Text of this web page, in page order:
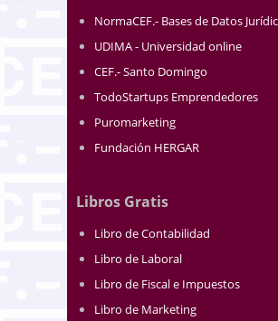
NormaCEF.- Bases de Datos
UDIMA - Universidad online
CEF.- Santo Domingo
TodoStartups Emprendedores
Puromarketing
Fundación HERGAR
Libros Gratis
Libro de Contabilidad
Libro de Laboral
Libro de Fiscal e Impuestos
Libro de Marketing